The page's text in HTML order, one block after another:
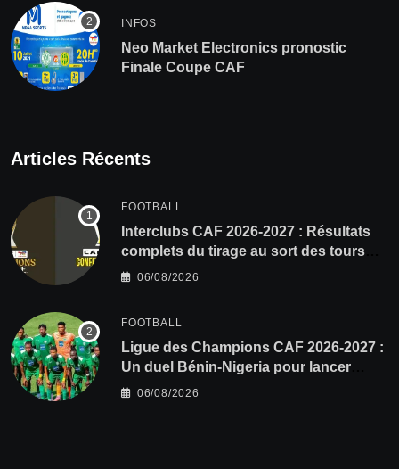
INFOS
Neo Market Electronics pronostic
Finale Coupe CAF
Articles Récents
FOOTBALL
Interclubs CAF 2026-2027 : Résultats
complets du tirage au sort des tours
préliminaires
06/08/2026
FOOTBALL
Ligue des Champions CAF 2026-2027 :
Un duel Bénin-Nigeria pour lancer
l’aventure de Sobemap FC
06/08/2026